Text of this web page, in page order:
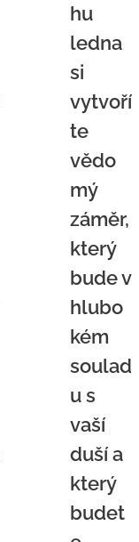
hu
ledna
si
vytvoří
te
vědo
mý
záměr,
který
bude v
hlubo
kém
soulad
u s
vaší
duší a
který
budet